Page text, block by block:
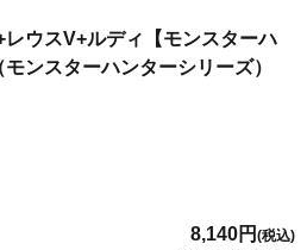
ウスV+ルディ【モンスターハ
ンスターハンターシリーズ）
8,140円 (税込)